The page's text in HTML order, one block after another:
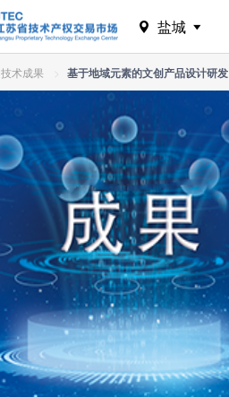
盐城
技术成果 基于地域元素的文创产品设计研发